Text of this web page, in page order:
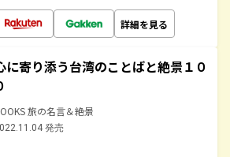
詳細を見る
に寄り添う台湾のことばと絶景１０
旅の名言＆絶景
発売